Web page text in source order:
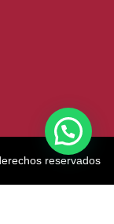
reservados